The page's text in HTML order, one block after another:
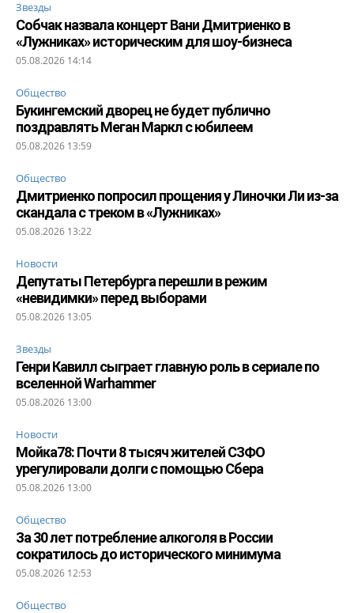
Звезды
Собчак назвала концерт Вани Дмитриенко в
«Лужниках» историческим для шоу-бизнеса
05.08.2026 14:14
Общество
Букингемский дворец не будет публично
поздравлять Меган Маркл с юбилеем
05.08.2026 13:59
Общество
Дмитриенко попросил прощения у Линочки Ли из-за
скандала с треком в «Лужниках»
05.08.2026 13:22
Новости
Депутаты Петербурга перешли в режим
«невидимки» перед выборами
05.08.2026 13:05
Звезды
Генри Кавилл сыграет главную роль в сериале по
вселенной Warhammer
05.08.2026 13:00
Новости
Мойка78: Почти 8 тысяч жителей СЗФО
урегулировали долги с помощью Сбера
05.08.2026 13:00
Общество
За 30 лет потребление алкоголя в России
сократилось до исторического минимума
05.08.2026 12:53
Общество